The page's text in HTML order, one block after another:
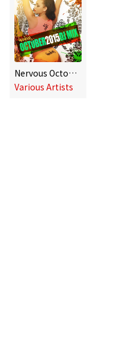
Nervous October 2015 - DJ Mix
Various Artists